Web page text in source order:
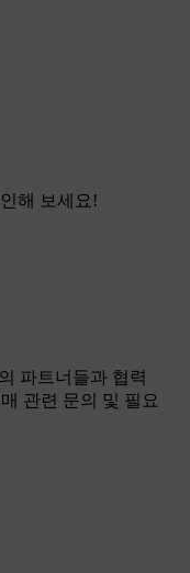
해 보세요!
파트너들과 협력
관련 문의 및 필요